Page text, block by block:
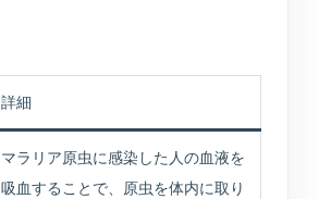
詳細
マラリア原虫に感染した人の血液を
吸血することで、原虫を体内に取り